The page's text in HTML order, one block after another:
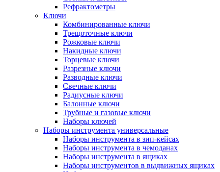
Рефрактометры
Ключи
Комбинированные ключи
Трещоточные ключи
Рожковые ключи
Накидные ключи
Торцевые ключи
Разрезные ключи
Разводные ключи
Свечные ключи
Радиусные ключи
Балонные ключи
Трубные и газовые ключи
Наборы ключей
Наборы инструмента универсальные
Наборы инструмента в зип-кейсах
Наборы инструмента в чемоданах
Наборы инструмента в ящиках
Наборы инструментов в выдвижных ящиках